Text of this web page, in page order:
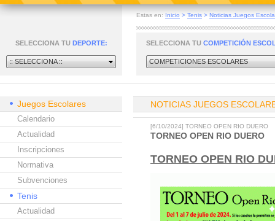
Estas en: Inicio > Tenis > Noticias Juegos
SELECCIONA TU DEPORTE:
:: SELECCIONA ::
SELECCIONA TU COMPETICIÓN
COMPETICIONES ESCOLARES
Juegos Escolares
Calendario
Actualidad
Inscripciones
Normativa
Subvenciones
Tenis
Actualidad
NOTICIAS JUEGOS
[6/10/2024] TORNEO OPEN RIO DUERO
TORNEO OPEN RIO DUERO
TORNEO OPEN RIO